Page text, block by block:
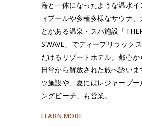
海と一体になったような温水イ
ィプールや多種多様なサウナ、
どがある温泉・スパ施設「
S.WAVE」でディープリラック
だけるリゾートホテル。都心
日常から解放された旅へ誘いま
ツ施設や、夏にはレジャープー
ングビーチ」も営業。
LEARN MORE